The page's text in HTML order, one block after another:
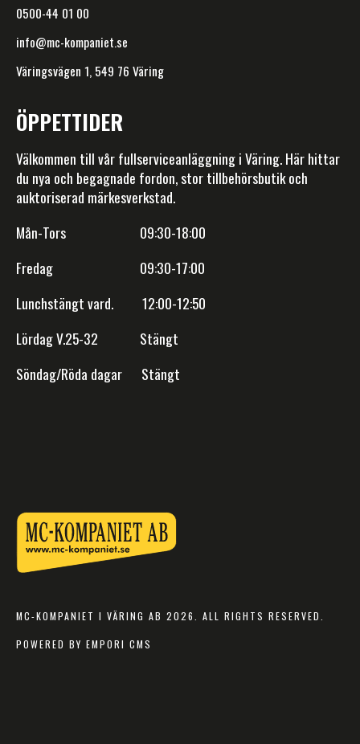
0500-44 01 00
info@mc-kompaniet.se
Väringsvägen 1, 549 76 Väring
ÖPPETTIDER
Välkommen till vår fullserviceanläggning i Väring. Här hittar
du nya och begagnade fordon, stor tillbehörsbutik och
auktoriserad märkesverkstad.
Mån-Tors 09:30-18:00
Fredag 09:30-17:00
Lunchstängt vard. 12:00-12:50
Lördag V.25-32 Stängt
Söndag/Röda dagar Stängt
MC-KOMPANIET I VÄRING AB 2026. ALL RIGHTS RESERVED.
POWERED BY EMPORI CMS